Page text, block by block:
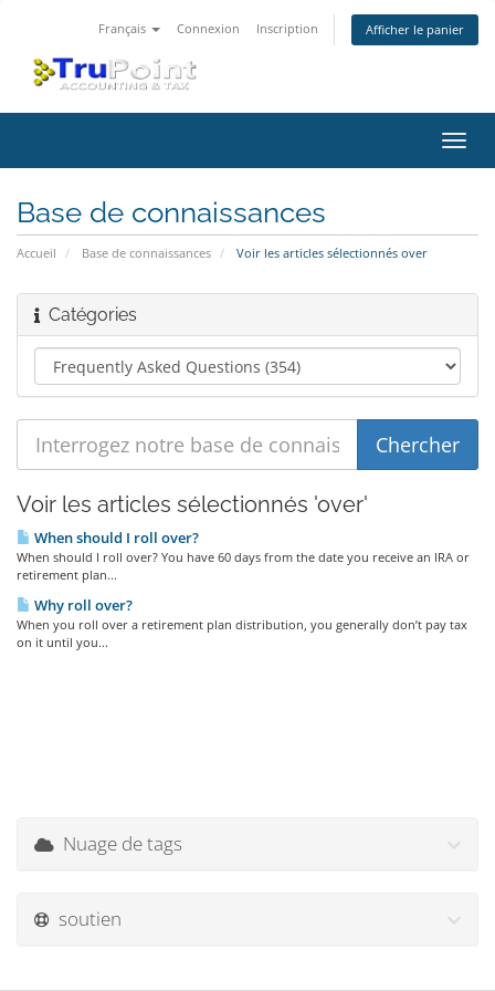
Français Connexion Inscription Afficher le panier
la
Base de connaissances
Accueil Base de connaissances Voir les articles sélectionnés over
Catégories
Voir les articles sélectionnés 'over'
When should I roll over?
When should I roll over? You have 60 days from the date you receive an IRA or
retirement plan...
Why roll over?
When you roll over a retirement plan distribution, you generally don’t pay tax
on it until you...
Nuage de tags
soutien